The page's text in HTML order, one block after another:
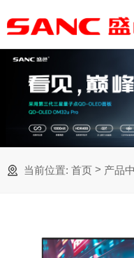
当前位置: 首页 > 产品